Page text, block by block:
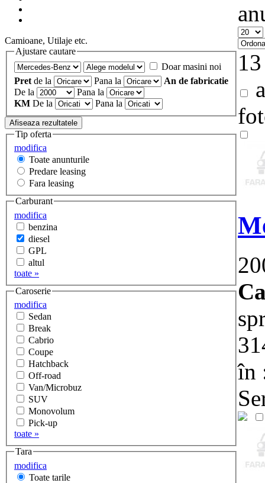
Camioane, Utilaje etc.
Ajustare cautare
Doar masini noi
Pret de la Pana la
An de fabricatie
De la
Pana la
KM De la Pana la
modifica
Tip oferta
Toate anunturile
Predare leasing
Fara leasing
modifica
Carburant
benzina
diesel
GPL
altul
toate »
modifica
Caroserie
Sedan
Break
Cabrio
Coupe
Hatchback
Off-road
Van/Microbuz
SUV
Monovolum
Pick-up
toate »
modifica
Tara
Toate tarile
în